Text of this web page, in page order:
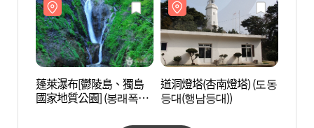
蓬萊瀑布[鬱陵島、獨島
國家地質公園] (봉래폭포
道洞燈塔(杏南燈塔) (도동
등대(행남등대))